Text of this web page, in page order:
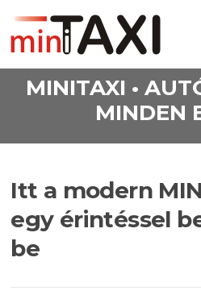
MINITAXI •
MINDEN
Itt a modern
egy érintéssel
be